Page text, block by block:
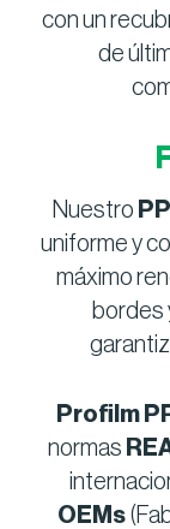
con un
de
Nuestro
uniforme y
máximo
bordes
Profilm
normas
OEMs